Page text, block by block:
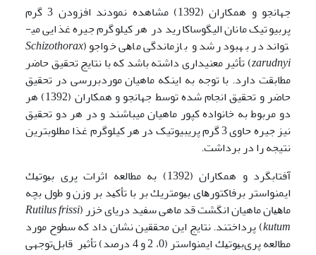
جهانجو و همکاران (1392) مشاهده نمودند افزودن 3 گرم
ﭘﺮﺑﯿﻮﺗﯿﮏ ﻣﺎﻧﺎن اﻟﯿﮕﻮﺳﺎﮐﺎرﯾﺪ در هر کیلوگرم جیره غذایی می­
تواند در بهبود رشد و بازماندگی ﻣﺎﻫﯽ ﺧﻮاﺟﻮ (Schizothorax
zarudnyi) تأثیر معنی­داری داشته باشد که با نتایج تحقیق حاضر
مطابقت دارد. با توجه به اینکه ماهیان موردبررسی در تحقیق
حاضر و تحقیق انجام شده توسط جهانجو و همکاران (1392) هر
دو مربوط به خانواده کپور ماهیان می­باشند و در هر دو تحقیق
نیز جیره حاوی 3 گرم پری­بیوتیک در هر کیلوگرم غذا مطلوبترین
نتیجه را در برداشت.
آفتابگرد و همکاران (1392) به ﻣﻄﺎﻟﻌﻪ اﺛﺮات ﭘﺮی ﺑﻴﻮﺗﻴﻚ
اﻳﻤﻨﻮاﺳﺘﺮ ﺑﺮﻓﺎﻛﺘﻮرﻫﺎی ﺑﻴﻮﻣﺘﺮﻳﻚ ﺑﺮ ﺑﺎ ﺗﺄﻛﻴﺪ بر وزن و ﻃول ﺑﭽﻪ
ﻣﺎﻫﻴﺎن ﻣﺎهیان اﻧﮕﺸﺖ ﻗﺪ ماهی سفید دریای خزر (Rutilus frissi
kutum) پرداختند. نتایج این محققین نشان داد که ﺳﻄﻮح ﻣﻮرد
مطاﻟﻌﻪ ﭘﺮیﺑﻴﻮﺗﻴﻚ اﻳﻤﻨﻮاﺳﺘﺮ (0، 2 و 4 درصد) ﺗﺄﺛﻴﺮ قابل‌توجهی